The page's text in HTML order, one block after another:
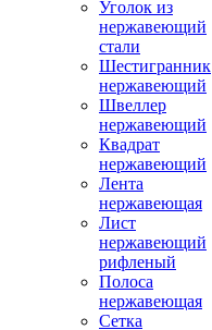
Уголок из
нержавеющий
стали
Шестигранник
нержавеющий
Швеллер
нержавеющий
Квадрат
нержавеющий
Лента
нержавеющая
Лист
нержавеющий
рифленый
Полоса
нержавеющая
Сетка